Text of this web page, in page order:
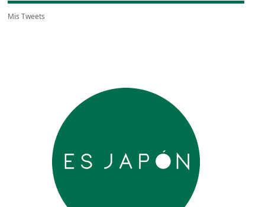
Mis Tweets